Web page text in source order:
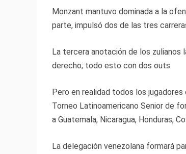
Monzant mantuvo dominada a la
parte, impulsó dos de las tres
La tercera anotación de los zulianos
derecho; todo esto con dos outs.
Pero en realidad todos los
Torneo Latinoamericano Senior de
a Guatemala, Nicaragua, Honduras,
La delegación venezolana formará